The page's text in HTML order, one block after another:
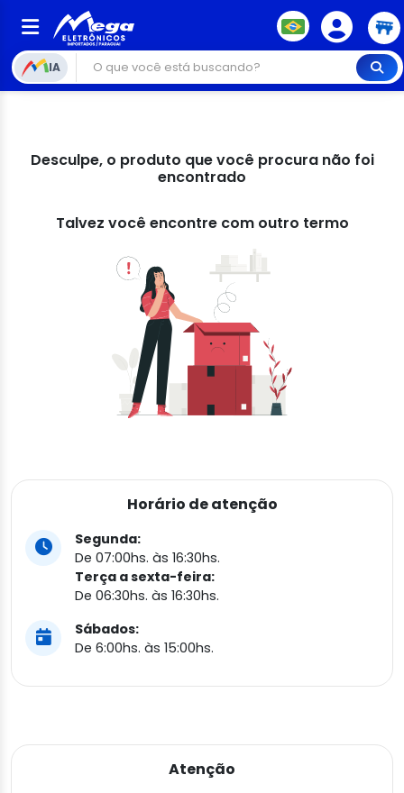
IA
Desculpe, o produto que você procura não foi
encontrado
Talvez você encontre com outro termo
Horário de atenção
Segunda:
De 07:00hs. às 16:30hs.
Terça a sexta-feira:
De 06:30hs. às 16:30hs.
Sábados:
De 6:00hs. às 15:00hs.
Atenção